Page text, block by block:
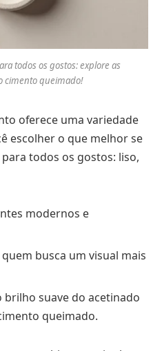
todos os gostos: explore as
cimento queimado!
oferece uma variedade
escolher o que melhor se
todos os gostos: liso,
modernos e
busca um visual mais
brilho suave do acetinado
queimado.